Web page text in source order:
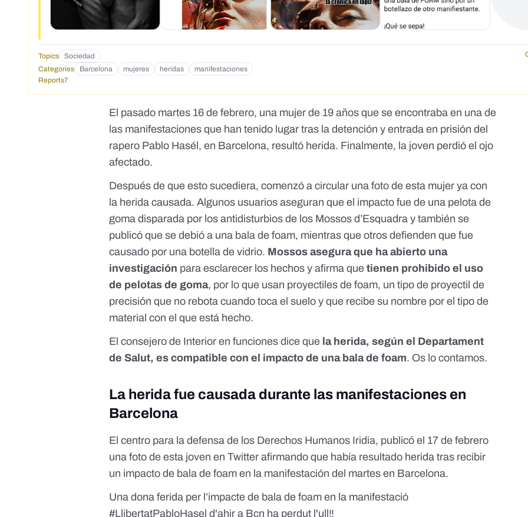
Topics Sociedad
Categories
Barcelona mujeres heridas
manifestaciones
Reports7
El pasado martes 16 de febrero, una mujer de 19 años que se encontraba en una de
las manifestaciones que han tenido lugar tras la detención yentrada en prisión del
rapero Pablo Hasél , en Barcelona, resultó herida. Finalmente, la joven perdió el ojo
afectado.
Después de que esto sucediera, comenzó a circular una foto de esta mujer ya con
la herida causada. Algunos usuarios aseguran queel impacto fue de una pelota de
goma disparada por los antidisturbios de los Mossos d’Esquadra y también se
publicó que se debió a una bala de foam, mientras que otros defienden quefue
causado por una botella de vidrio. Mossos asegura que ha abierto una
investigación para esclarecer los hechos y afirma quetienen prohibido el uso
de pelotas de goma, por lo que usan proyectiles de foam, un tipo de proyectil de
precisión que no rebota cuando toca el suelo y que recibe su nombre por el tipo de
material con el que está hecho.
El consejero de Interior en funciones dice que la herida, según el Departament
de Salut, es compatible con el impacto de una bala de foam. Os lo contamos.
La herida fue causada durante las manifestaciones en
Barcelona
Elcentro para la defensa de los Derechos Humanos Iridia, publicó el 17 de febrero
una foto de esta joven en Twitter afirmando que había resultado herida tras recibir
un impacto de bala de foam en la manifestación del martes en Barcelona.
Una dona ferida per l’impacte de bala de foam en la manifestació
#LlibertatPabloHasel d'ahir a Bcn ha perdut l'ull‼️